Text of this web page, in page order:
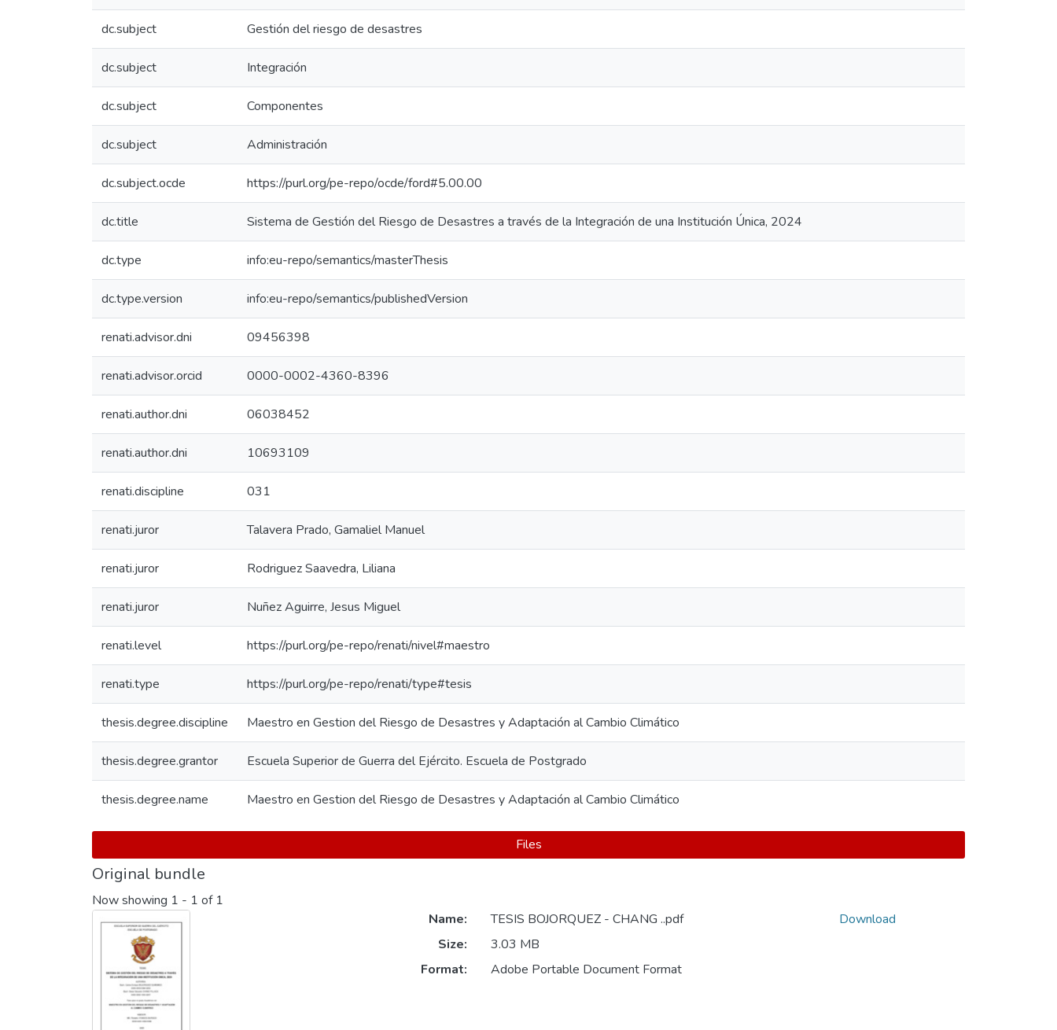
dc.subject Gestión del riesgo de desastres
dc.subject Integración
dc.subject Componentes
dc.subject Administración
dc.subject.ocde https://purl.org/pe-repo/ocde/ford#5.00.00
dc.title Sistema de Gestión del Riesgo de Desastres a través de la Integración de una Institución Única, 2024
dc.type info:eu-repo/semantics/masterThesis
dc.type.version info:eu-repo/semantics/publishedVersion
renati.advisor.dni 09456398
renati.advisor.orcid 0000-0002-4360-8396
renati.author.dni 06038452
renati.author.dni 10693109
renati.discipline 031
renati.juror Talavera Prado, Gamaliel Manuel
renati.juror Rodriguez Saavedra, Liliana
renati.juror Nuñez Aguirre, Jesus Miguel
renati.level https://purl.org/pe-repo/renati/nivel#maestro
renati.type https://purl.org/pe-repo/renati/type#tesis
thesis.degree.discipline Maestro en Gestion del Riesgo de Desastres y Adaptación al Cambio Climático
thesis.degree.grantor Escuela Superior de Guerra del Ejército. Escuela de Postgrado
thesis.degree.name Maestro en Gestion del Riesgo de Desastres y Adaptación al Cambio Climático
Files
Original bundle
Now showing 1 - 1 of 1
Name:
TESIS BOJORQUEZ - CHANG ..pdf
Size:
3.03 MB
Format:
Adobe Portable Document Format
Download